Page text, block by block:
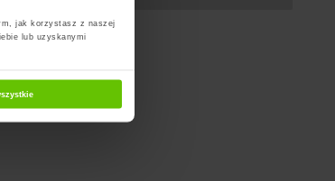
jak korzystasz z naszej
lub uzyskanymi